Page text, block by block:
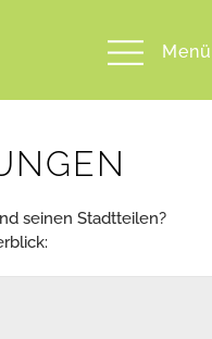
Menü
seinen Stadtteilen?